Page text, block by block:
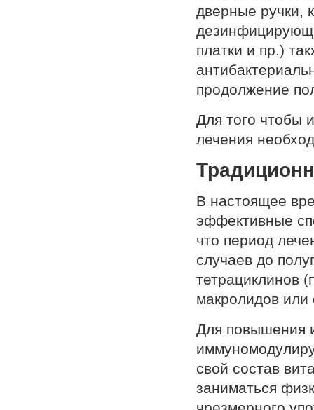
дверные ручки,
платки и пр.)
продолжение
Для того чтобы
лечения
В настоящее
эффективные
что период
случаев до
тетрациклинов
макролидов
Для повышения
свой состав
заниматься